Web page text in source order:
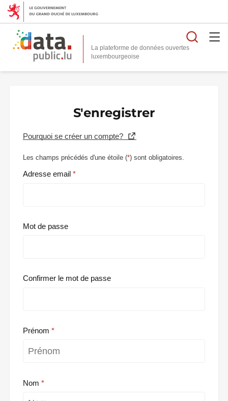
La plateforme de données ouvertes
S'enregistrer
Pourquoi se créer un compte?
Les champs précédés d'une étoile (*) sont obligatoires.
Adresse email
Mot de passe
Confirmer le mot de passe
Prénom
Nom